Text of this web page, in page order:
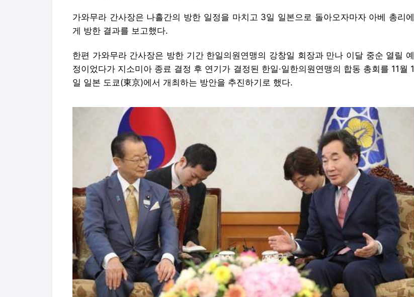
가와무라 간사장은 나흘간의 방한 일정을 마치고 3일 일본으로 돌아오자마자 아베 총리에
게 방한 결과를 보고했다.
한편 가와무라 간사장은 방한 기간 한일의원연맹의 강창일 회장과 만나 이달 중순 열릴 예
정이었다가 지소미아 종료 결정 후 연기가 결정된 한일·일한의원연맹의 합동 총회를 11월 1
일 일본 도쿄(東京)에서 개최하는 방안을 추진하기로 했다.